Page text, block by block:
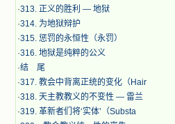
·313. 正义的胜利 — 地狱
·314. 为地狱辩护
·315. 惩罚的永恒性（永罚）
·316. 地狱是纯粹的公义
·结 尾
·317. 教会中背离正统的变化（Hair
·318. 天主教教义的不变性 — 雷兰
·319. 革新者们将‘实体’（Substa